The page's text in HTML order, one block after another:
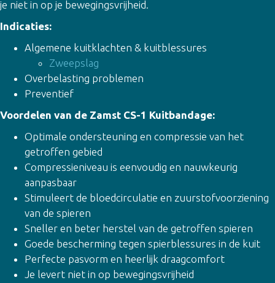
je niet in op je bewegingsvrijheid.
Indicaties:
Algemene kuitklachten & kuitblessures
Zweepslag
Overbelasting problemen
Preventief
Voordelen van de Zamst CS-1 Kuitbandage:
Optimale ondersteuning en compressie van het
getroffen gebied
Compressieniveau is eenvoudig en nauwkeurig
aanpasbaar
Stimuleert de bloedcirculatie en zuurstofvoorziening
van de spieren
Sneller en beter herstel van de getroffen spieren
Goede bescherming tegen spierblessures in de kuit
Perfecte pasvorm en heerlijk draagcomfort
Je levert niet in op bewegingsvrijheid